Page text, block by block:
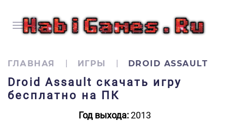
ГЛАВНАЯ ИГРЫ DROID ASSAULT
Droid Assault скачать игру
бесплатно на ПК
Год выхода:2013